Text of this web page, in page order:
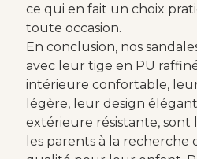
ce qui en fait un choix
toute occasion.
En conclusion, nos
avec leur tige en PU
intérieure confortable,
légère, leur design
extérieure résistante, sont
les parents à la recherche